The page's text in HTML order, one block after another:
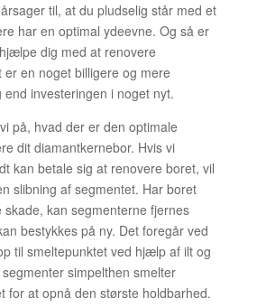
til, at du pludselig står med et
har en optimal ydeevne. Og så er
dig med at renovere
en noget billigere og mere
investeringen i noget nyt.
på, hvad der er den optimale
dit diamantkernebor. Hvis vi
kan betale sig at renovere boret, vil
slibning af segmentet. Har boret
kan segmenterne fjernes
bestykkes på ny. Det foregår ved
til smeltepunktet ved hjælp af ilt og
simpelthen smelter
for at opnå den største holdbarhed.